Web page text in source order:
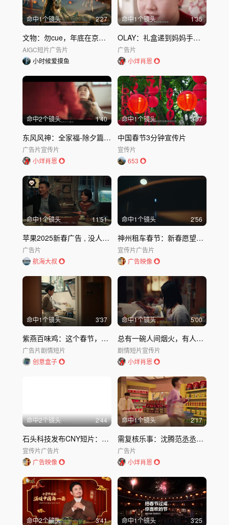
命中1个镜头 2'27
文物：勿cue，年底在京东加班了
AIGC短片广告片
小时候爱摸鱼
命中1个镜头 1'35
OLAY：礼盒递到妈妈手掌心今年
广告片
小烊肖恩
命中2个镜头 1'40
东风风神：全家福-除夕篇｜东风风神
广告片宣传片
小烊肖恩
命中1个镜头 3'07
中国春节3分钟宣传片
宣传片
653
命中1个镜头 11'51
苹果2025新春广告 , 没人关注了? (1)
广告片
航海大叔
命中1个镜头 2'56
神州租车春节：新春愿望，都在路上
宣传片广告片
广告映像
命中1个镜头 3'37
紫燕百味鸡：这个春节，给“好手”们松松手
广告片剧情短片
创意盒子
命中1个镜头 5'00
总有一碗人间烟火，有人在替你默默守护
剧情短片宣传片
小烊肖恩
命中2个镜头 2'44
石头科技发布CNY短片：《圆在，年味在》
宣传片广告片
广告映像
命中1个镜头 2'17
需复核乐事：沈腾范丞丞祝大家新年吃有
广告片
小烊肖恩
命中2个镜头 3'41 命中1个镜头 3'25